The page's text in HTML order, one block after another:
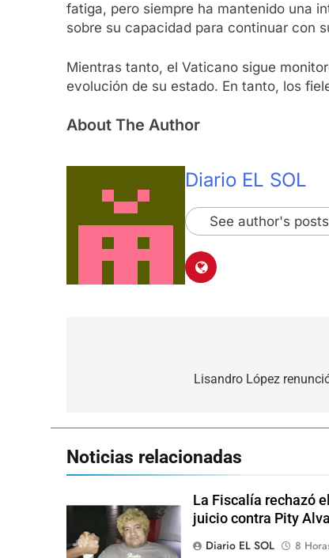
fatiga, pero siempre ha mantenido una
sobre su capacidad para continuar con
Mientras tanto, el Vaticano sigue
evolución de su estado. En tanto, los
About The Author
Diario EL SOL
See author's posts
Lisandro López
Noticias relacionadas
La Fiscalía rechazó
juicio contra Pity
Diario EL SOL
8